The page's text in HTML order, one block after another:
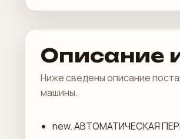
Описание
Ниже сведены описание
машины.
new. АВТОМАТИЧЕСКАЯ